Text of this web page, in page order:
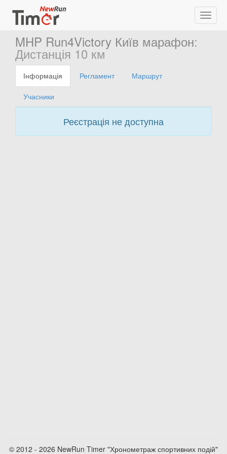
MHP Run4Victory Київ марафон:
Дистанція 10 км
Інформація Регламент Маршрут
Учасники
Реєстрація не доступна
© 2012 - 2026 NewRun Timer "Хронометраж спортивних подій"